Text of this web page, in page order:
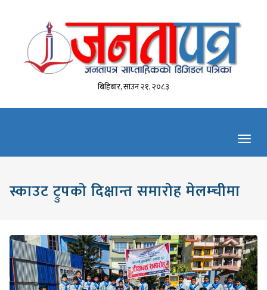
बिहिबार, साउन २१, २०८३
स्काउट ट्रुपको दिक्षान्त समारोह मेलम्चीमा